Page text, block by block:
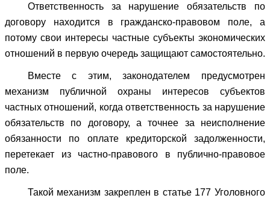
Ответственность за нарушение обязательств по
договору находится в гражданско-правовом поле, а
потому свои интересы частные субъекты экономических
отношений в первую очередь защищают самостоятельно.
Вместе с этим, законодателем предусмотрен
механизм публичной охраны интересов субъектов
частных отношений, когда ответственность за нарушение
обязательств по договору, а точнее за неисполнение
обязанности по оплате кредиторской задолженности,
перетекает из частно-правового в публично-правовое
поле.
Такой механизм закреплен в статье 177 Уголовного